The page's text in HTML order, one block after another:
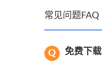
常见问题FAQ
免费下